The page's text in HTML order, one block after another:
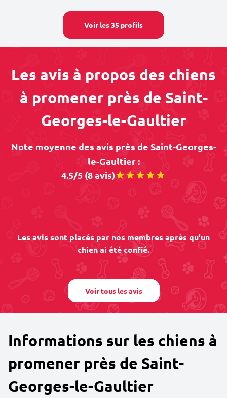
Voir les 35 profils
Les avis à propos des chiens
à promener près de Saint-
Georges-le-Gaultier
Note moyenne des avis près de Saint-Georges-
le-Gaultier :
4.5/5 (8 avis)
Les avis sont placés par nos membres après qu'un
chien ai été confié.
Voir tous les avis
Informations sur les chiens à
promener près de Saint-
Georges-le-Gaultier